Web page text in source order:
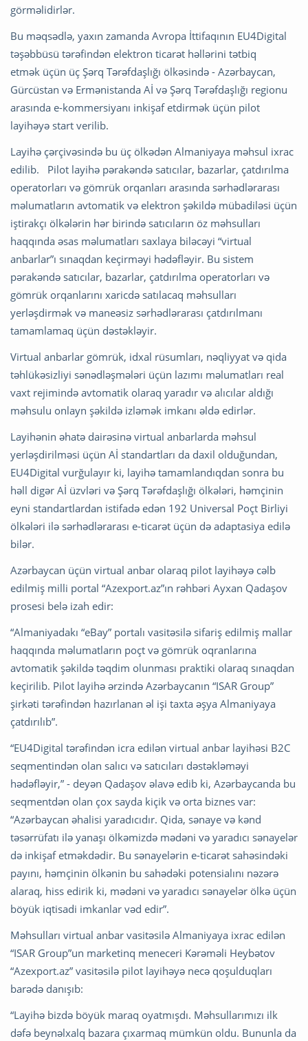
görməlidirlər.
Bu məqsədlə, yaxın zamanda Avropa İttifaqının EU4Digital
təşəbbüsü tərəfindən elektron ticarət həllərini tətbiq
etmək üçün üç Şərq Tərəfdaşlığı ölkəsində - Azərbaycan,
Gürcüstan və Ermənistanda Aİ və Şərq Tərəfdaşlığı regionu
arasında e-kommersiyanı inkişaf etdirmək üçün pilot
layihəyə start verilib.
Layihə çərçivəsində bu üç ölkədən Almaniyaya məhsul ixrac
edilib. Pilot layihə pərakəndə satıcılar, bazarlar, çatdırılma
operatorları və gömrük orqanları arasında sərhədlərarası
məlumatların avtomatik və elektron şəkildə mübadiləsi üçün
iştirakçı ölkələrin hər birində satıcıların öz məhsulları
haqqında əsas məlumatları saxlaya biləcəyi “virtual
anbarlar”ı sınaqdan keçirməyi hədəfləyir. Bu sistem
pərakəndə satıcılar, bazarlar, çatdırılma operatorları və
gömrük orqanlarını xaricdə satılacaq məhsulları
yerləşdirmək və maneəsiz sərhədlərarası çatdırılmanı
tamamlamaq üçün dəstəkləyir.
Virtual anbarlar gömrük, idxal rüsumları, nəqliyyat və qida
təhlükəsizliyi sənədləşmələri üçün lazımı məlumatları real
vaxt rejimində avtomatik olaraq yaradır və alıcılar aldığı
məhsulu onlayn şəkildə izləmək imkanı əldə edirlər.
Layihənin əhatə dairəsinə virtual anbarlarda məhsul
yerləşdirilməsi üçün Aİ standartları da daxil olduğundan,
EU4Digital vurğulayır ki, layihə tamamlandıqdan sonra bu
həll digər Aİ üzvləri və Şərq Tərəfdaşlığı ölkələri, həmçinin
eyni standartlardan istifadə edən 192 Universal Poçt Birliyi
ölkələri ilə sərhədlərarası e-ticarət üçün də adaptasiya edilə
bilər.
Azərbaycan üçün virtual anbar olaraq pilot layihəyə cəlb
edilmiş milli portal “Azexport.az”ın rəhbəri Ayxan Qadaşov
prosesi belə izah edir:
“Almaniyadakı “eBay” portalı vasitəsilə sifariş edilmiş mallar
haqqında məlumatların poçt və gömrük oqranlarına
avtomatik şəkildə təqdim olunması praktiki olaraq sınaqdan
keçirilib. Pilot layihə ərzində Azərbaycanın “ISAR Group”
şirkəti tərəfindən hazırlanan əl işi taxta əşya Almaniyaya
çatdırılıb”.
“EU4Digital tərəfindən icra edilən virtual anbar layihəsi B2C
seqmentindən olan salıcı və satıcıları dəstəkləməyi
hədəfləyir,” - deyən Qadaşov əlavə edib ki, Azərbaycanda bu
seqmentdən olan çox sayda kiçik və orta biznes var:
“Azərbaycan əhalisi yaradıcıdır. Qida, sənaye və kənd
təsərrüfatı ilə yanaşı ölkəmizdə mədəni və yaradıcı sənayelər
də inkişaf etməkdədir. Bu sənayelərin e-ticarət sahəsindəki
payını, həmçinin ölkənin bu sahədəki potensialını nəzərə
alaraq, hiss edirik ki, mədəni və yaradıcı sənayelər ölkə üçün
böyük iqtisadi imkanlar vəd edir”.
Məhsulları virtual anbar vasitəsilə Almaniyaya ixrac edilən
“ISAR Group”un marketinq meneceri Kərəməli Heybətov
“Azexport.az” vasitəsilə pilot layihəyə necə qoşulduqları
barədə danışıb:
“Layihə bizdə böyük maraq oyatmışdı. Məhsullarımızı ilk
dəfə beynəlxalq bazara çıxarmaq mümkün oldu. Bununla da